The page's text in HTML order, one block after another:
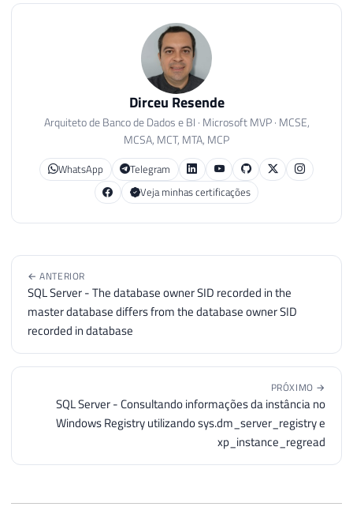
Dirceu Resende
Arquiteto de Banco de Dados e BI · Microsoft MVP · MCSE,
MCSA, MCT, MTA, MCP
WhatsApp
Telegram
Veja minhas certificações
← ANTERIOR
SQL Server - The database owner SID recorded in the
master database differs from the database owner SID
recorded in database
PRÓXIMO →
SQL Server - Consultando informações da instância no
Windows Registry utilizando sys.dm_server_registry e
xp_instance_regread